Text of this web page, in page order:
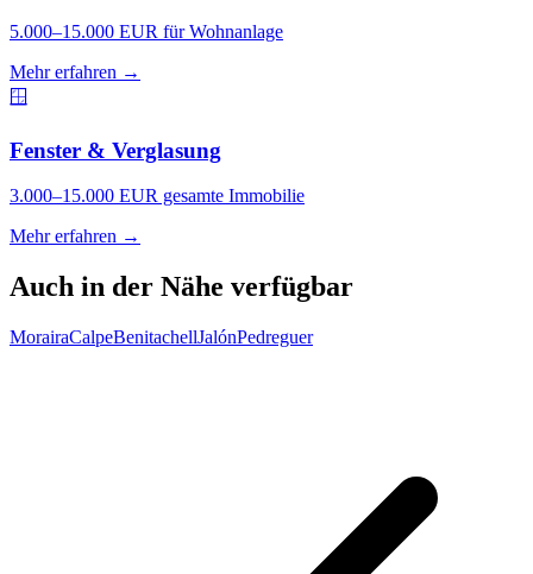
5.000–15.000 EUR für Wohnanlage
Mehr erfahren →
🪟
Fenster & Verglasung
3.000–15.000 EUR gesamte Immobilie
Mehr erfahren →
Auch in der Nähe verfügbar
MorairaCalpeBenitachellJalónPedreguer